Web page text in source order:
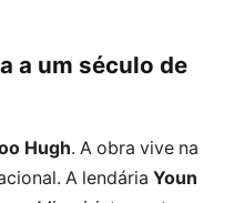
a um século de
Hugh. A obra vive na
A lendária Youn